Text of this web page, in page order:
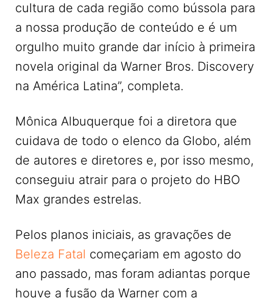
cultura de cada região como bússola para
a nossa produção de conteúdo e é um
orgulho muito grande dar início à primeira
novela original da Warner Bros. Discovery
na América Latina”, completa.
Mônica Albuquerque foi a diretora que
cuidava de todo o elenco da Globo, além
de autores e diretores e, por isso mesmo,
conseguiu atrair para o projeto do HBO
Max grandes estrelas.
Pelos planos iniciais, as gravações de
Beleza Fatal começariam em agosto do
ano passado, mas foram adiantas porque
houve a fusão da Warner com a